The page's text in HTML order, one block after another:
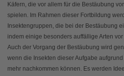
Käfern, die vor allem für die Bestäubung
spielen. Im Rahmen dieser Fortbildung
Insektengruppen, die bei der Bestäubung
indem einige besonders auffällige Arten
Auch der Vorgang der Bestäubung wird
wenn die Insekten dieser Aufgabe
mehr nachkommen können. Es werden